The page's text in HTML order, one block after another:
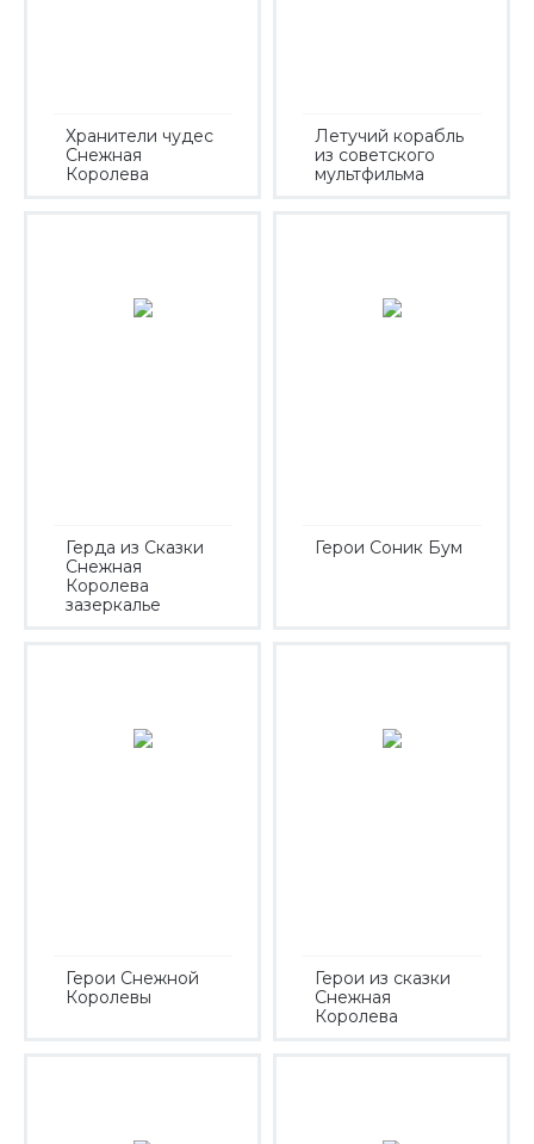
Хранители чудес
Снежная
Королева
Летучий корабль
из советского
мультфильма
Герда из Сказки
Снежная
Королева
зазеркалье
Герои Соник Бум
Герои Снежной
Королевы
Герои из сказки
Снежная
Королева